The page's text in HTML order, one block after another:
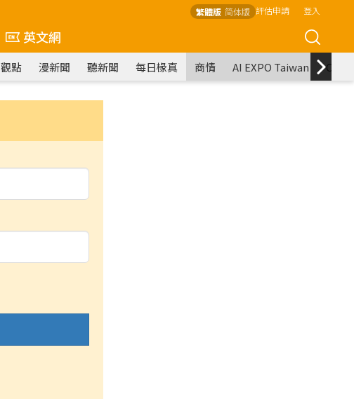
繁體版 简体版 評估申請 登入
英文網
觀點 漫新聞 聽新聞 每日椽真 商情 AI EXPO Taiwan